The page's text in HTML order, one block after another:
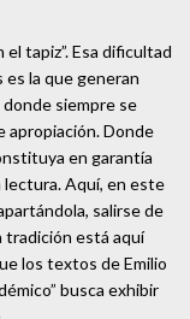
tapiz”. Esa dificultad
la que generan
siempre se
apropiación. Donde
en garantía
lectura. Aquí, en este
salirse de
tradición está aquí
los textos de Emilio
busca exhibir